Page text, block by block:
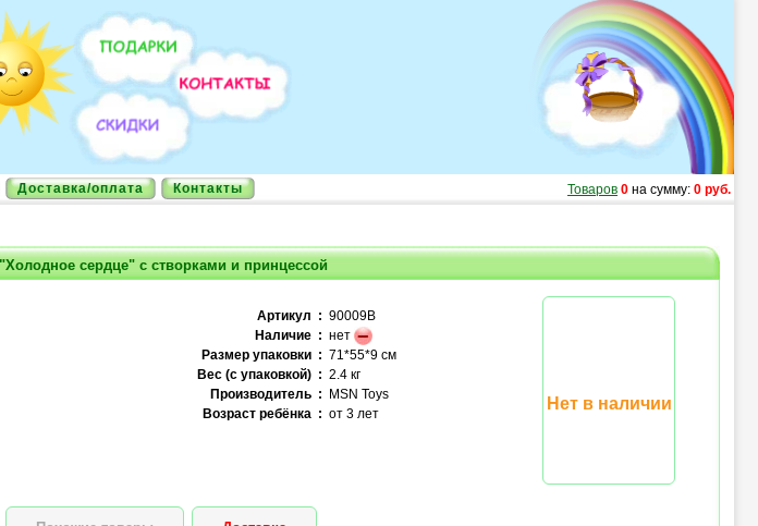
Доставка/оплата Контакты Товаров 0 на сумму: 0 руб.
сердце" с створками и принцессой
Артикул : 90009B
Наличие : нет
Размер упаковки : 71*55*9 см
Вес (с упаковкой) : 2.4 кг
Производитель : MSN Toys
Возраст ребёнка : от 3 лет
Нет в наличии